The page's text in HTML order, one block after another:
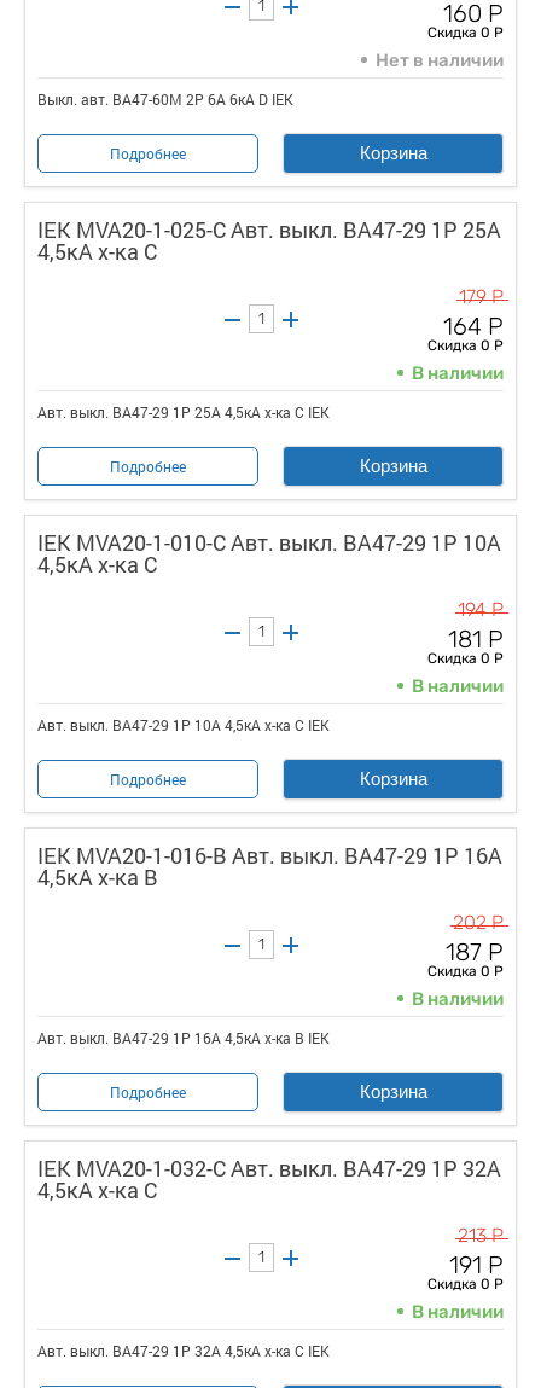
160 Р
Скидка 0 Р
Нет в наличии
Выкл. авт. ВА47-60M 2Р 6А 6кА D IEK
Подробнее Корзина
IEK MVA20-1-025-C Авт. выкл. ВА47-29 1Р 25А
4,5кА х-ка С
179 Р
164 Р
Скидка 0 Р
В наличии
Авт. выкл. ВА47-29 1Р 25А 4,5кА х-ка С IEK
Подробнее Корзина
IEK MVA20-1-010-C Авт. выкл. ВА47-29 1Р 10А
4,5кА х-ка С
194 Р
181 Р
Скидка 0 Р
В наличии
Авт. выкл. ВА47-29 1Р 10А 4,5кА х-ка С IEK
Подробнее Корзина
IEK MVA20-1-016-B Авт. выкл. ВА47-29 1Р 16А
4,5кА х-ка В
202 Р
187 Р
Скидка 0 Р
В наличии
Авт. выкл. ВА47-29 1Р 16А 4,5кА х-ка В IEK
Подробнее Корзина
IEK MVA20-1-032-C Авт. выкл. ВА47-29 1Р 32А
4,5кА х-ка С
213 Р
191 Р
Скидка 0 Р
В наличии
Авт. выкл. ВА47-29 1Р 32А 4,5кА х-ка С IEK